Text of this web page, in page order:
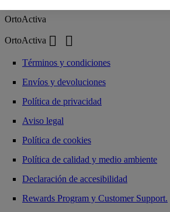
OrtoActiva
OrtoActiva  
Términos y condiciones
Envíos y devoluciones
Política de privacidad
Aviso legal
Política de cookies
Política de calidad y medio ambiente
Declaración de accesibilidad
Rewards Program y Customer Support.